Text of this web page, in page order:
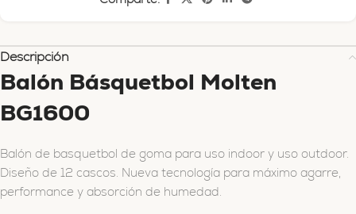
Descripción
Balón Básquetbol Molten
BG1600
Balón de basquetbol de goma para uso indoor y uso outdoor.
Diseño de 12 cascos. Nueva tecnología para máximo agarre,
performance y absorción de humedad.